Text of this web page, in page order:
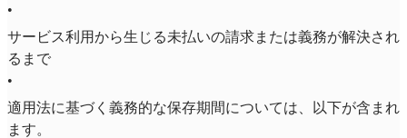
•
サービス利用から生じる未払いの請求または義務が解決され
るまで
•
適用法に基づく義務的な保存期間については、以下が含まれ
ます。